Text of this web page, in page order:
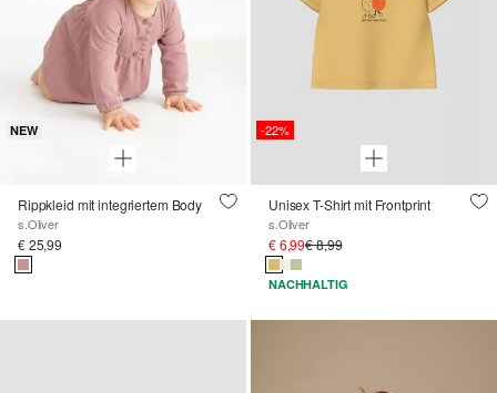
NEW
Rippkleid mit integriertem Body
s.Oliver
€ 25,99
-22%
Unisex T-Shirt mit Frontprint
s.Oliver
€ 6,99€ 8,99
NACHHALTIG